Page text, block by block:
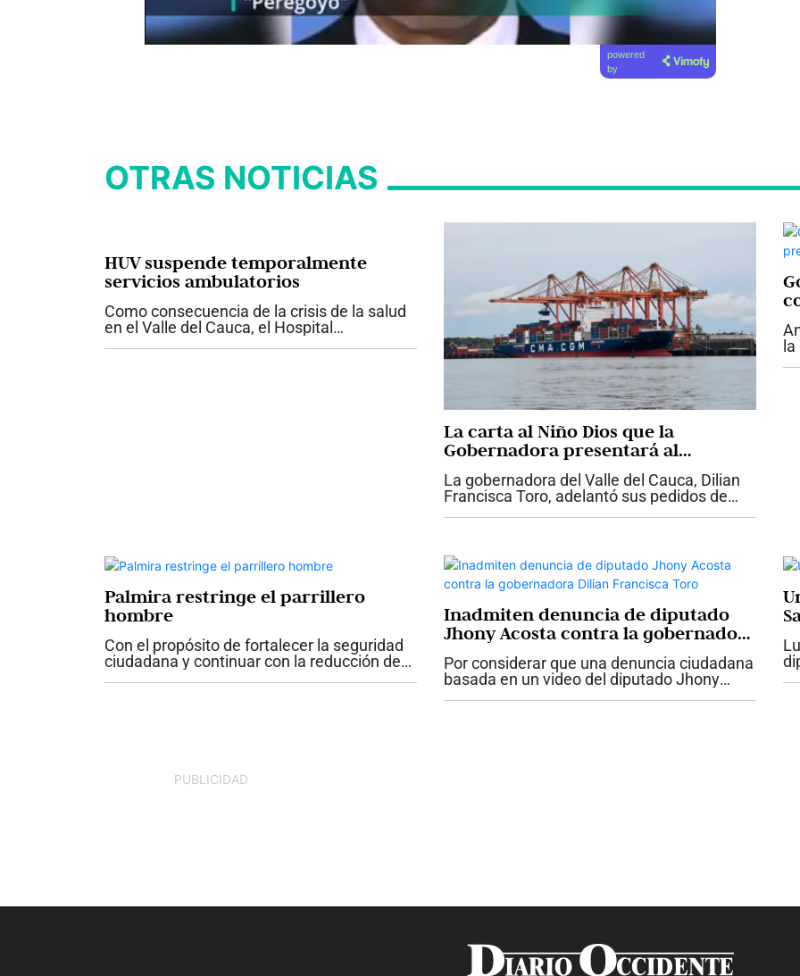
powered
by
OTRAS NOTICIAS
HUV suspende temporalmente
servicios ambulatorios
Como consecuencia de la crisis de la salud
en el Valle del Cauca, el Hospital
La carta al Niño Dios que la
Gobernadora presentará al
Presidente Abelardo De La Espriella
con proyectos claves para el Valle
La gobernadora del Valle del Cauca, Dilian
Francisca Toro, adelantó sus pedidos de
la
Palmira restringe el parrillero
hombre
Con el propósito de fortalecer la seguridad
ciudadana y continuar con la reducción de
los índices de criminalidad, el alcalde de
Inadmiten denuncia de diputado
Jhony Acosta contra la gobernadora
Dilian Francisca Toro
Por considerar que una denuncia ciudadana
basada en un video del diputado Jhony
PUBLICIDAD